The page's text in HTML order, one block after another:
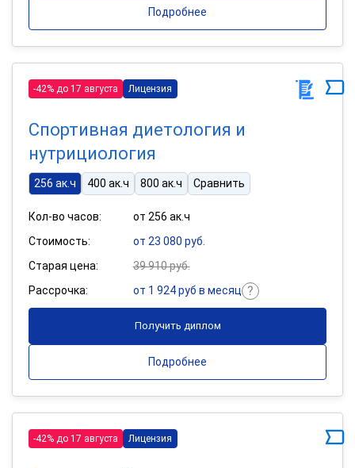
Подробнее
-42% до 17 августа Лицензия
Спортивная диетология и
нутрициология
256 ак.ч 400 ак.ч 800 ак.ч Сравнить
Кол-во часов:
от 256 ак.ч
Стоимость:
от 23 080 руб.
Старая цена:
39 910 руб.
Рассрочка:
от 1 924 руб в месяц
Получить диплом
Подробнее
-42% до 17 августа Лицензия